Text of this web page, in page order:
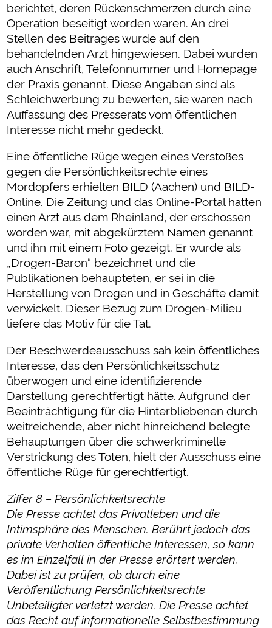
berichtet, deren Rückenschmerzen durch eine
Operation beseitigt worden waren. An drei
Stellen des Beitrages wurde auf den
behandelnden Arzt hingewiesen. Dabei wurden
auch Anschrift, Telefonnummer und Homepage
der Praxis genannt. Diese Angaben sind als
Schleichwerbung zu bewerten, sie waren nach
Auffassung des Presserats vom öffentlichen
Interesse nicht mehr gedeckt.
Eine öffentliche Rüge wegen eines Verstoßes
gegen die Persönlichkeitsrechte eines
Mordopfers erhielten BILD (Aachen) und BILD-
Online. Die Zeitung und das Online-Portal hatten
einen Arzt aus dem Rheinland, der erschossen
worden war, mit abgekürztem Namen genannt
und ihn mit einem Foto gezeigt. Er wurde als
„Drogen-Baron“ bezeichnet und die
Publikationen behaupteten, er sei in die
Herstellung von Drogen und in Geschäfte damit
verwickelt. Dieser Bezug zum Drogen-Milieu
liefere das Motiv für die Tat.
Der Beschwerdeausschuss sah kein öffentliches
Interesse, das den Persönlichkeitsschutz
überwogen und eine identifizierende
Darstellung gerechtfertigt hätte. Aufgrund der
Beeinträchtigung für die Hinterbliebenen durch
weitreichende, aber nicht hinreichend belegte
Behauptungen über die schwerkriminelle
Verstrickung des Toten, hielt der Ausschuss eine
öffentliche Rüge für gerechtfertigt.
Ziffer 8 – Persönlichkeitsrechte
Die Presse achtet das Privatleben und die
Intimsphäre des Menschen. Berührt jedoch das
private Verhalten öffentliche Interessen, so kann
es im Einzelfall in der Presse erörtert werden.
Dabei ist zu prüfen, ob durch eine
Veröffentlichung Persönlichkeitsrechte
Unbeteiligter verletzt werden. Die Presse achtet
das Recht auf informationelle Selbstbestimmung